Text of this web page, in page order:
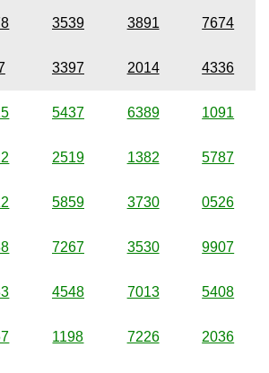
3539 3891 7674
3397 2014 4336
5437 6389 1091
2519 1382 5787
5859 3730 0526
7267 3530 9907
4548 7013 5408
1198 7226 2036